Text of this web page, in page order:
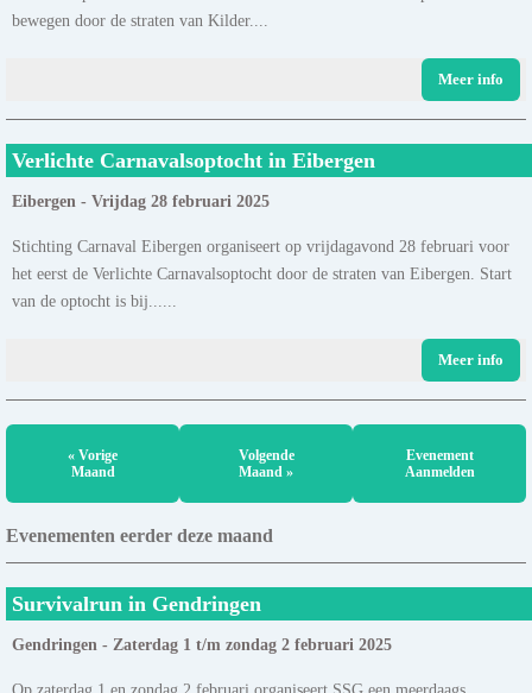
bewegen door de straten van Kilder....
Meer info
Verlichte Carnavalsoptocht in Eibergen
Eibergen - Vrijdag 28 februari 2025
Stichting Carnaval Eibergen organiseert op vrijdagavond 28 februari voor
het eerst de Verlichte Carnavalsoptocht door de straten van Eibergen. Start
van de optocht is bij......
Meer info
« Vorige
Maand
Volgende
Maand »
Evenement
Aanmelden
Evenementen eerder deze maand
Survivalrun in Gendringen
Gendringen - Zaterdag 1 t/m zondag 2 februari 2025
Op zaterdag 1 en zondag 2 februari organiseert SSG een meerdaags